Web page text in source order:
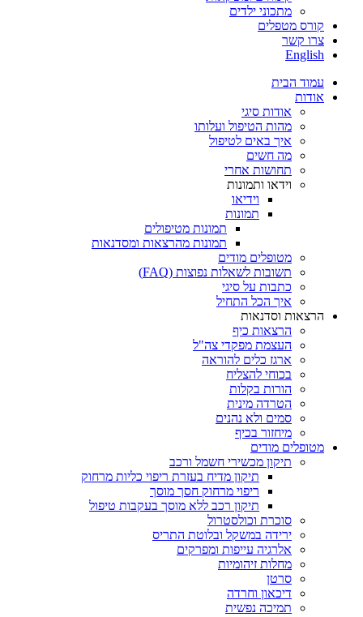
מתכוני ילדים
קורס מטפלים
צרו קשר
English
עמוד הבית
אודות
אודות סיגי
מהות הטיפול ועלותו
איך באים לטיפול
מה חשים
תחושות אחרי
וידאו ותמונות
וידיאו
תמונות
תמונות מטיפולים
תמונות מהרצאות ומסדנאות
מטופלים מודים
תשובות לשאלות נפוצות (FAQ)
כתבות על סיגי
איך הכל התחיל
הרצאות וסדנאות
הרצאות כיף
העצמת מפקדי צה"ל
ארגז כלים להוראה
בכוחי להצליח
הורות בקלות
הטרדה מינית
סמים ולא נהנים
מיחזור בכיף
מטופלים מודים
תיקון מכשירי חשמל ורכב
תיקון מדיח בעזרת ריפוי כליות מרחוק
ריפוי מרחוק חסך מוסך
תיקון רכב ללא מוסך בעקבות טיפול
סוכרת וכולסטרול
ירידה במשקל ובלוטת התריס
אלרגיה עייפות ומפרקים
מחלות זיהומיות
סרטן
דיכאון וחרדה
תמיכה נפשית